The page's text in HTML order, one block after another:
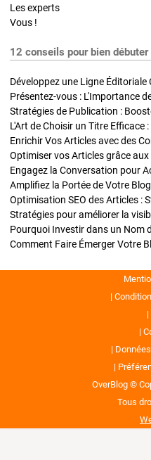
Les experts
Vous !
12 conseils pour bien
Développez une Ligne
Présentez-vous : L'Importance
L'Art de Choisir un Titre Efficace
Optimiser vos Articles grâce aux
Engagez la Conversation pour
Amplifiez la Portée de Votre
OverBlog ©
Tous